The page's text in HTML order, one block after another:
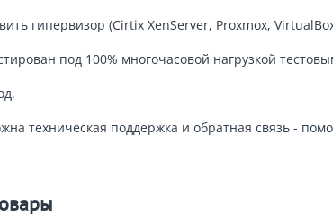
гипервизор (Cirtix XenServer, Proxmox,
под 100% многочасовой нагрузкой
техническая поддержка и обратная связь -